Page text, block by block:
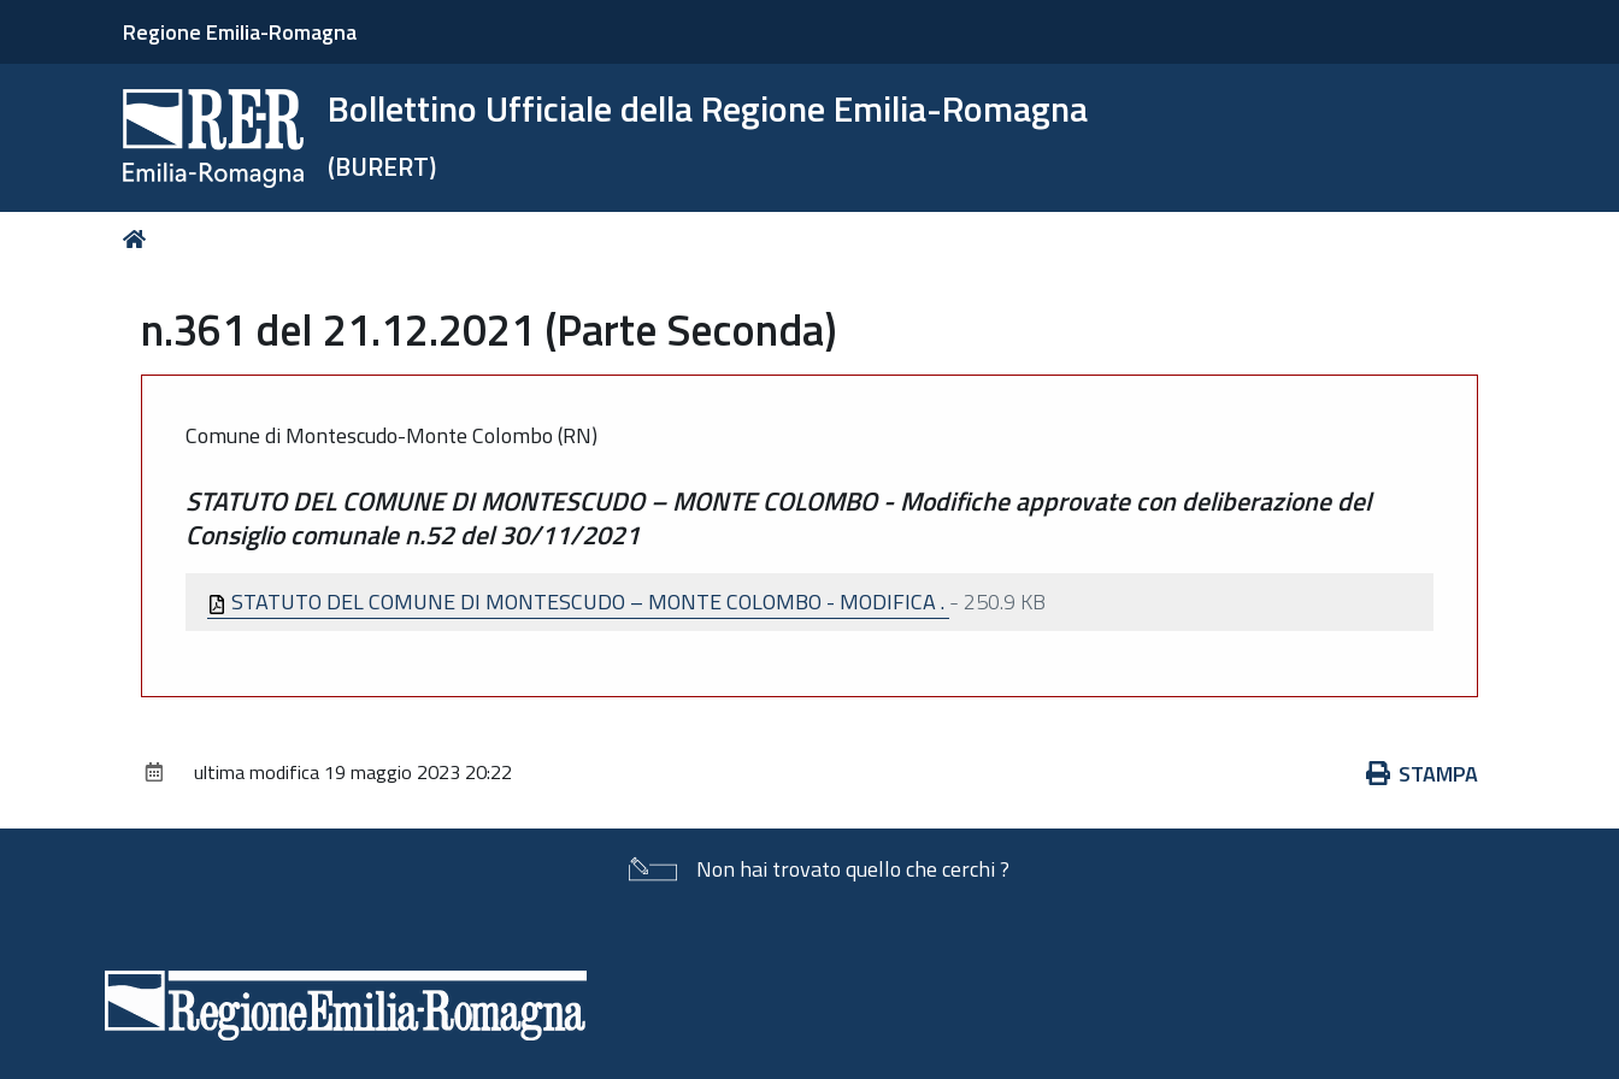
Regione Emilia-Romagna
Bollettino Ufficiale della Regione Emilia-Romagna
(BURERT)
Tu
n.361 del 21.12.2021 (Parte Seconda)
Comune di Montescudo-Monte Colombo (RN)
STATUTO DEL COMUNE DI MONTESCUDO – MONTE COLOMBO - Modifiche approvate con deliberazione del
Consiglio comunale n.52 del 30/11/2021
STATUTO DEL COMUNE DI MONTESCUDO – MONTE COLOMBO - MODIFICA .- 250.9 KB
Azioni
documento
STAMPA
ultima modifica 19 maggio 2023 20:22
Non hai trovato quello che cerchi ?